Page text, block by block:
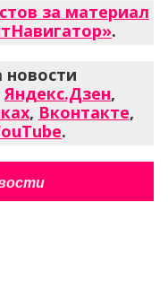
за материал
.
Яндекс.Дзен,
, Вконтакте,
.